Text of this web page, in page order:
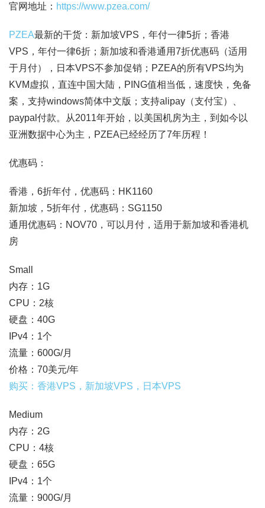
官网地址： https://www.pzea.com/
PZEA最新的干货：新加坡VPS，年付一律5折；香港
VPS，年付一律6折；新加坡和香港通用7折优惠码（适用
于月付），日本VPS不参加促销；PZEA的所有VPS均为
KVM虚拟，直连中国大陆，PING值相当低，速度快，免备
案，支持windows简体中文版；支持alipay（支付宝）、
paypal付款。从2011年开始，以美国机房为主，到如今以
亚洲数据中心为主，PZEA已经经历了7年历程！
优惠码：
香港，6折年付，优惠码：HK1160
新加坡，5折年付，优惠码：SG1150
通用优惠码：NOV70，可以月付，适用于新加坡和香港机
房
Small
内存：1G
CPU：2核
硬盘：40G
IPv4：1个
流量：600G/月
价格：70美元/年
购买：香港VPS，新加坡VPS，日本VPS
Medium
内存：2G
CPU：4核
硬盘：65G
IPv4：1个
流量：900G/月